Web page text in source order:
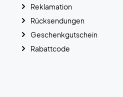
Reklamation
Rücksendungen
Geschenkgutschein
Rabattcode